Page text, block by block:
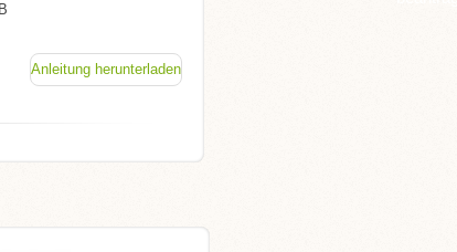
Anleitung herunterladen